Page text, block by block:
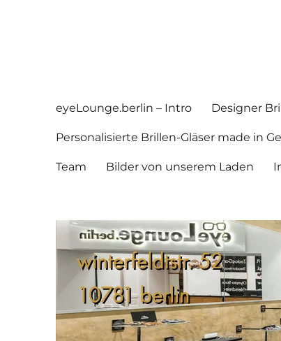
eyeLounge.berlin – Intro Designer
Personalisierte Brillen-Gläser made in
Team Bilder von unserem Laden